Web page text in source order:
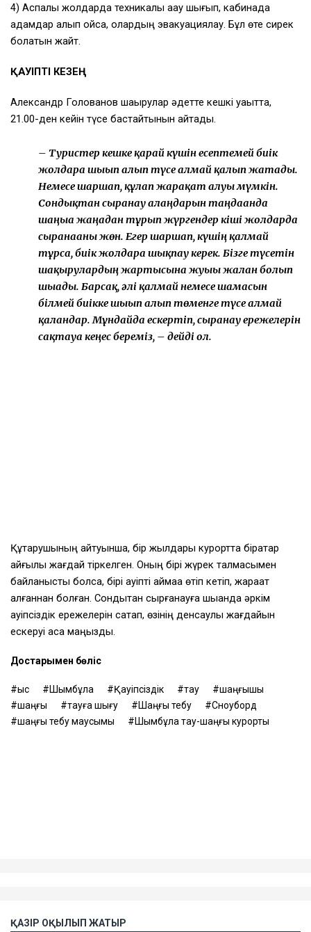
4) Аспалы жолдарда техникалық ақау шығып, кабинада
адамдар қалып қойса, олардың эвакуациялау. Бұл өте сирек
болатын жайт.
ҚАУІПТІ КЕЗЕҢ
Александр Голованов шақырулар әдетте кешкі уақытта,
21.00-ден кейін түсе бастайтынын айтады.
– Туристер кешке қарай күшін есептемей биік
жолдарға шығып алып түсе алмай қалып жатады.
Немесе шаршап, құлап жарақат алуы мүмкін.
Сондықтан сырғанау алаңдарын таңдағанда
шаңғыға жаңадан тұрып жүргендер кіші жолдарда
сырғанағаны жөн. Егер шаршап, күшің қалмай
тұрса, биік жолдарға шықпау керек. Бізге түсетін
шақырулардың жартысына жуығы жалған болып
шығады. Барсақ, әлі қалмай немесе шамасын
білмей биікке шығып алып төменге түсе алмай
қалғандар. Мұндайда ескертіп, сырғанау ережелерін
сақтауға кеңес береміз, – дейді ол.
Құтқарушының айтуынша, бір жылдары курортта бірқатар
қайғылы жағдай тіркелген. Оның бірі жүрек талмасымен
байланысты болса, бірі қауіпті аймаққа өтіп кетіп, жарақат
алғаннан болған. Сондықтан сырғанауға шыққанда әркім
қауіпсіздік ережелерін сақтап, өзінің денсаулық жағдайын
ескеруі аса маңызды.
Достарыңмен бөліс
қыс Шымбұлақ Қауіпсіздік тау
шаңғышы
шаңғы
тауға шығу Шаңғы тебу
Сноуборд
шаңғы тебу маусымы
Шымбұлақ тау-шаңғы курорты
ҚАЗІР ОҚЫЛЫП ЖАТЫР